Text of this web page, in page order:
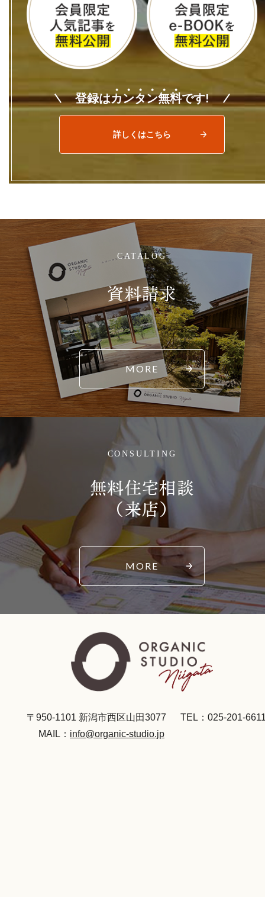
登録はカンタン無料です!
詳しくはこちら
CATALOG
資料請求
MORE
CONSULTING
無料住宅相談
（来店）
MORE
〒950-1101 新潟市西区山田3077
TEL：025-201-
MAIL： info@organic-studio.jp